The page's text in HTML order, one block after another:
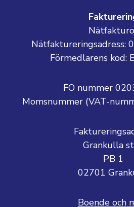
Nätfaktureringsadress:
Förmedlarens kod:
FO nummer
Momsnummer (VAT-
Grankulla
PB 1
02701
Boende och